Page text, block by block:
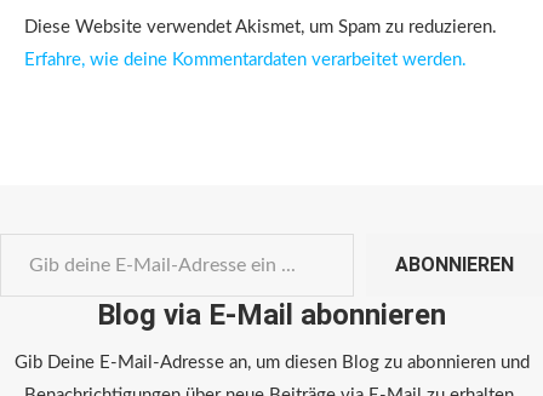
Diese Website verwendet Akismet, um Spam zu reduzieren.
Erfahre, wie deine Kommentardaten verarbeitet werden.
ABONNIEREN
Blog via E-Mail abonnieren
Gib Deine E-Mail-Adresse an, um diesen Blog zu abonnieren und